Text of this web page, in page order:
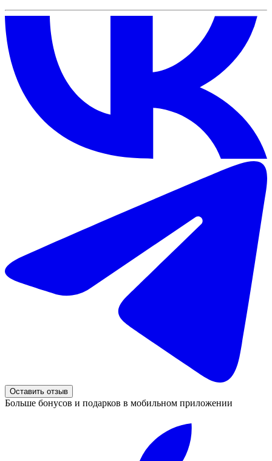
Оставить отзыв
Больше бонусов и подарков в мобильном приложении